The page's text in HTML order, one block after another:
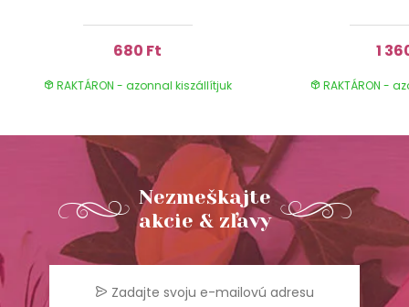
680 Ft
RAKTÁRON - azonnal kiszállítjuk
1
RAKTÁRON -
Nezmeškajte
akcie & zľavy